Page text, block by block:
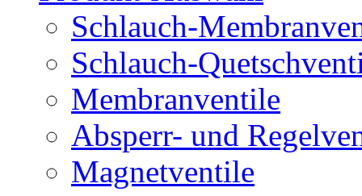
Schlauch-
Schlauch-
Membranventile
Absperr- und
Magnetventile